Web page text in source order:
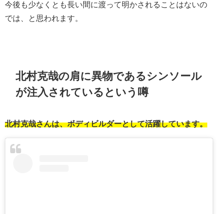
今後も少なくとも長い間に渡って明かされることはないの
では、と思われます。
北村克哉の肩に異物であるシンソール
が注入されているという噂
北村克哉さんは、ボディビルダーとして活躍しています。